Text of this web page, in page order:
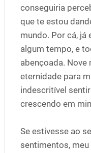
conseguiria
que te estou
mundo. Por cá, já
algum tempo, e
abençoada. Nove
eternidade para
indescritível
crescendo em
Se estivesse ao
sentimentos,